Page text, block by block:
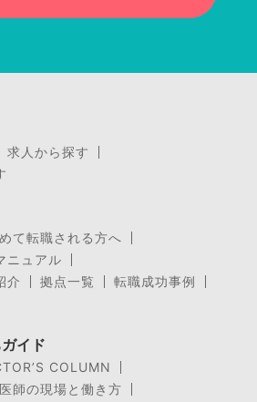
求人から探す
て転職される方へ
ニュアル
介
拠点一覧
転職成功事例
イド
COLUMN
医師の現場と働き方